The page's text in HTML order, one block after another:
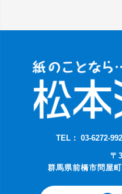
TEL： 03-6272-
〒
群馬県前橋市問屋